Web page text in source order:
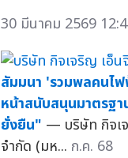
30 มีนาคม 2569
สัมมนา 'รวมพลคนไฟ
หน้าสนับสนุนมาตรฐ
ยั่งยืน" — บริษัท กิจเ
จำกัด (มห... ก.ค. 68